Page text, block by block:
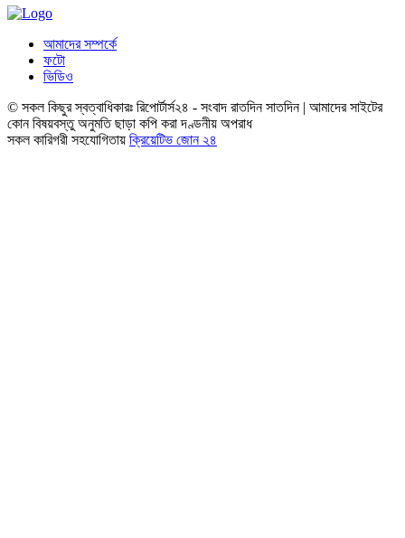
আমাদের সম্পর্কে
ফটো
ভিডিও
© সকল কিছুর স্বত্বাধিকারঃ রিপোর্টার্স২৪ - সংবাদ রাতদিন সাতদিন | আমাদের সাইটের
কোন বিষয়বস্তু অনুমতি ছাড়া কপি করা দণ্ডনীয় অপরাধ
সকল কারিগরী সহযোগিতায় ক্রিয়েটিভ জোন ২৪